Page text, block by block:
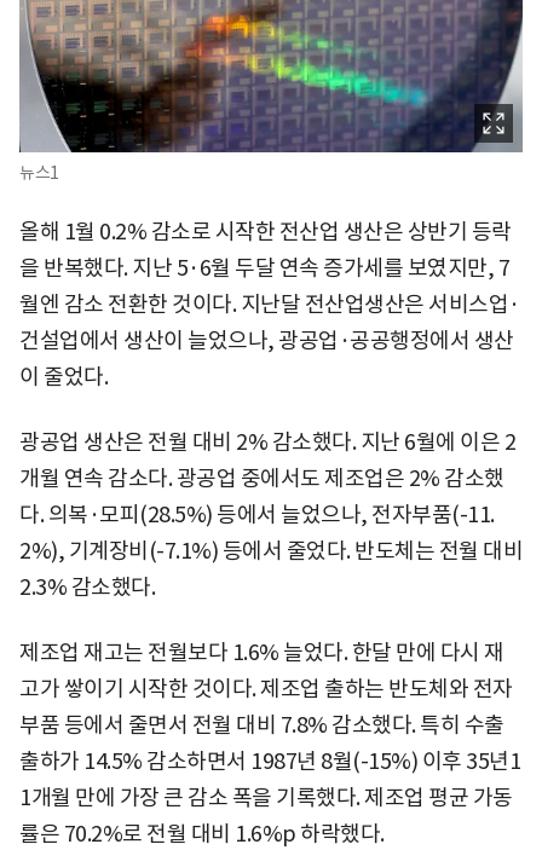
뉴스1
올해 1월 0.2% 감소로 시작한 전산업 생산은 상반기 등락
을 반복했다. 지난 5·6월 두달 연속 증가세를 보였지만, 7
월엔 감소 전환한 것이다. 지난달 전산업생산은 서비스업·
건설업에서 생산이 늘었으나, 광공업·공공행정에서 생산
이 줄었다.
광공업 생산은 전월 대비 2% 감소했다. 지난 6월에 이은 2
개월 연속 감소다. 광공업 중에서도 제조업은 2% 감소했
다. 의복·모피(28.5%) 등에서 늘었으나, 전자부품(-11.
2%), 기계장비(-7.1%) 등에서 줄었다. 반도체는 전월 대비
2.3% 감소했다.
제조업 재고는 전월보다 1.6% 늘었다. 한달 만에 다시 재
고가 쌓이기 시작한 것이다. 제조업 출하는 반도체와 전자
부품 등에서 줄면서 전월 대비 7.8% 감소했다. 특히 수출
출하가 14.5% 감소하면서 1987년 8월(-15%) 이후 35년1
1개월 만에 가장 큰 감소 폭을 기록했다. 제조업 평균 가동
률은 70.2%로 전월 대비 1.6%p 하락했다.